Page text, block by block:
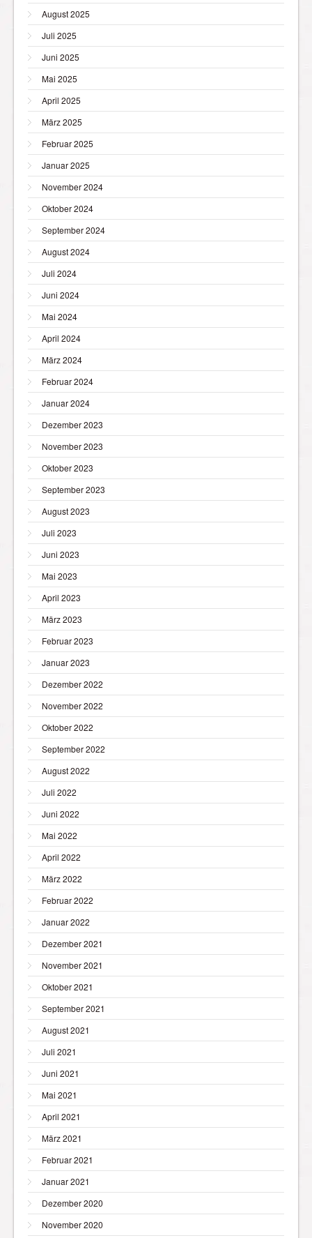
August 2025
Juli 2025
Juni 2025
Mai 2025
April 2025
März 2025
Februar 2025
Januar 2025
November 2024
Oktober 2024
September 2024
August 2024
Juli 2024
Juni 2024
Mai 2024
April 2024
März 2024
Februar 2024
Januar 2024
Dezember 2023
November 2023
Oktober 2023
September 2023
August 2023
Juli 2023
Juni 2023
Mai 2023
April 2023
März 2023
Februar 2023
Januar 2023
Dezember 2022
November 2022
Oktober 2022
September 2022
August 2022
Juli 2022
Juni 2022
Mai 2022
April 2022
März 2022
Februar 2022
Januar 2022
Dezember 2021
November 2021
Oktober 2021
September 2021
August 2021
Juli 2021
Juni 2021
Mai 2021
April 2021
März 2021
Februar 2021
Januar 2021
Dezember 2020
November 2020